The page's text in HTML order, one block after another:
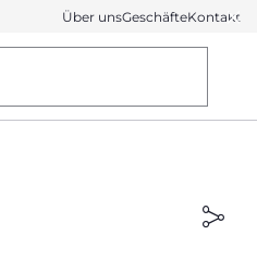
Über unsGeschäfteKontakt